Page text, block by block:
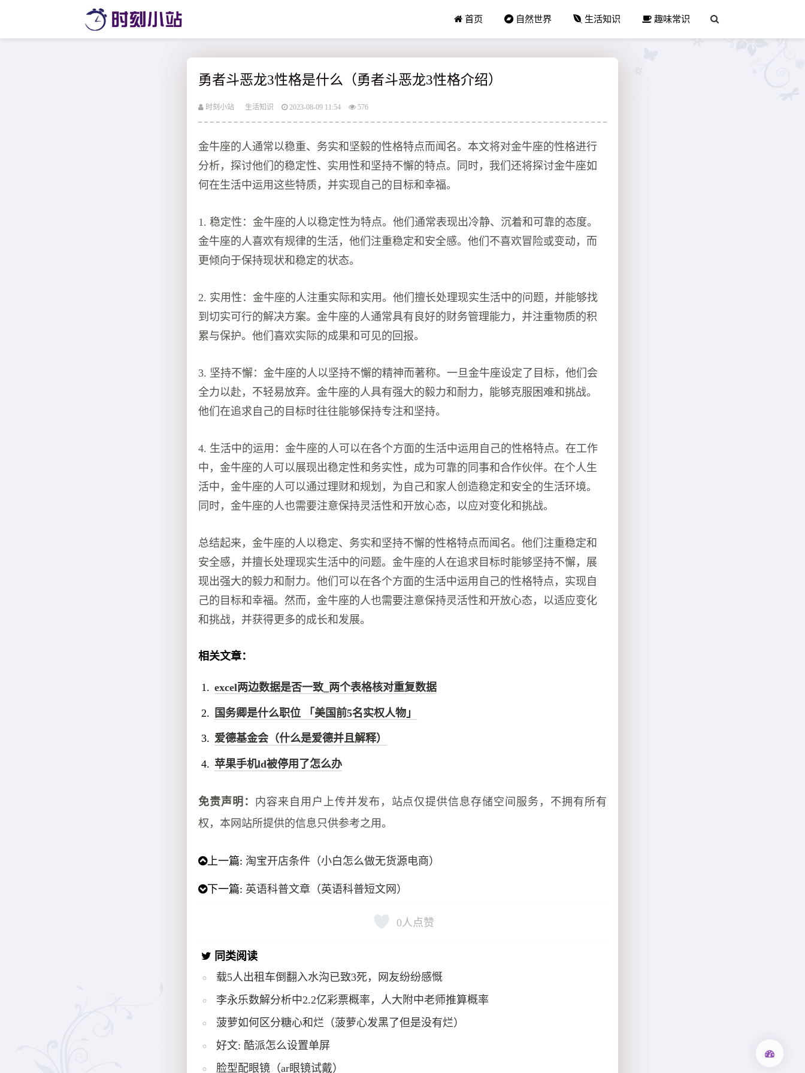
首页 自然世界 生活知识 趣味常识
勇者斗恶龙3性格是什么（勇者斗恶龙3性格介绍）
时刻小站 生活知识 2023-08-09 11:54 576
金牛座的人通常以稳重、务实和坚毅的性格特点而闻名。本文将对金牛座的性格进行
分析，探讨他们的稳定性、实用性和坚持不懈的特点。同时，我们还将探讨金牛座如
何在生活中运用这些特质，并实现自己的目标和幸福。
1. 稳定性：金牛座的人以稳定性为特点。他们通常表现出冷静、沉着和可靠的态度。
金牛座的人喜欢有规律的生活，他们注重稳定和安全感。他们不喜欢冒险或变动，而
更倾向于保持现状和稳定的状态。
2. 实用性：金牛座的人注重实际和实用。他们擅长处理现实生活中的问题，并能够找
到切实可行的解决方案。金牛座的人通常具有良好的财务管理能力，并注重物质的积
累与保护。他们喜欢实际的成果和可见的回报。
3. 坚持不懈：金牛座的人以坚持不懈的精神而著称。一旦金牛座设定了目标，他们会
全力以赴，不轻易放弃。金牛座的人具有强大的毅力和耐力，能够克服困难和挑战。
他们在追求自己的目标时往往能够保持专注和坚持。
4. 生活中的运用：金牛座的人可以在各个方面的生活中运用自己的性格特点。在工作
中，金牛座的人可以展现出稳定性和务实性，成为可靠的同事和合作伙伴。在个人生
活中，金牛座的人可以通过理财和规划，为自己和家人创造稳定和安全的生活环境。
同时，金牛座的人也需要注意保持灵活性和开放心态，以应对变化和挑战。
总结起来，金牛座的人以稳定、务实和坚持不懈的性格特点而闻名。他们注重稳定和
安全感，并擅长处理现实生活中的问题。金牛座的人在追求目标时能够坚持不懈，展
现出强大的毅力和耐力。他们可以在各个方面的生活中运用自己的性格特点，实现自
己的目标和幸福。然而，金牛座的人也需要注意保持灵活性和开放心态，以适应变化
和挑战，并获得更多的成长和发展。
相关文章：
excel两边数据是否一致_两个表格核对重复数据
国务卿是什么职位 「美国前5名实权人物」
爱德基金会（什么是爱德并且解释）
苹果手机ld被停用了怎么办
免责声明： 内容来自用户上传并发布，站点仅提供信息存储空间服务，不拥有所有
权，本网站所提供的信息只供参考之用。
上一篇: 淘宝开店条件（小白怎么做无货源电商）
下一篇: 英语科普文章（英语科普短文网）
0人点赞
同类阅读
载5人出租车倒翻入水沟已致3死，网友纷纷感慨
李永乐数解分析中2.2亿彩票概率，人大附中老师推算概率
菠萝如何区分糖心和烂（菠萝心发黑了但是没有烂）
好文: 酷派怎么设置单屏
脸型配眼镜（ar眼镜试戴）